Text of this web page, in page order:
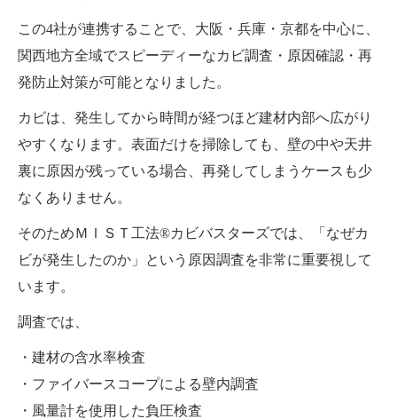
この4社が連携することで、大阪・兵庫・京都を中心に、
関西地方全域でスピーディーなカビ調査・原因確認・再
発防止対策が可能となりました。
カビは、発生してから時間が経つほど建材内部へ広がり
やすくなります。表面だけを掃除しても、壁の中や天井
裏に原因が残っている場合、再発してしまうケースも少
なくありません。
そのためＭＩＳＴ工法®カビバスターズでは、「なぜカ
ビが発生したのか」という原因調査を非常に重要視して
います。
調査では、
・建材の含水率検査
・ファイバースコープによる壁内調査
・風量計を使用した負圧検査